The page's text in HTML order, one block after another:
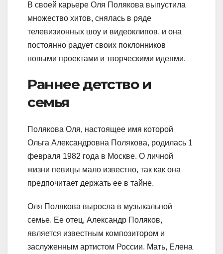
В своей карьере Оля Полякова выпустила
множество хитов, снялась в ряде
телевизионных шоу и видеоклипов, и она
постоянно радует своих поклонников
новыми проектами и творческими идеями.
Раннее детство и
семья
Полякова Оля, настоящее имя которой
Ольга Александровна Полякова, родилась 1
февраля 1982 года в Москве. О личной
жизни певицы мало известно, так как она
предпочитает держать ее в тайне.
Оля Полякова выросла в музыкальной
семье. Ее отец, Александр Поляков,
является известным композитором и
заслуженным артистом России. Мать, Елена